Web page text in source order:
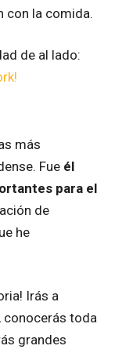
con la comida.
de al lado:
más
Fue él
para el
de
he
Irás a
conocerás toda
grandes